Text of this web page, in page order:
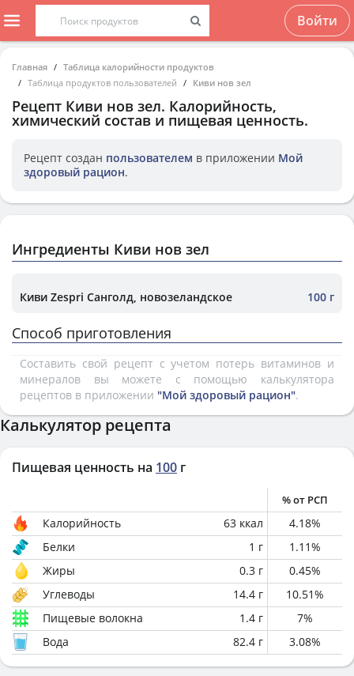
Войти
Главная
Таблица калорийности продуктов
Таблица продуктов пользователей
Киви нов зел
Рецепт Киви нов зел. Калорийность,
химический состав и пищевая ценность.
Рецепт создан пользователем в приложении Мой
здоровый рацион.
Ингредиенты Киви нов зел
Киви Zespri Санголд, новозеландское 100 г
Способ приготовления
Составить свой рецепт с учетом потерь витаминов и
минералов вы можете с помощью калькулятора
рецептов в приложении "Мой здоровый рацион".
Калькулятор рецепта
Пищевая ценность на 100 г
% от РСП
Калорийность 63 ккал 4.18%
Белки
1 г 1.11%
Жиры
0.3 г 0.45%
Углеводы
14.4 г 10.51%
Пищевые волокна
1.4 г 7%
Вода
82.4 г 3.08%